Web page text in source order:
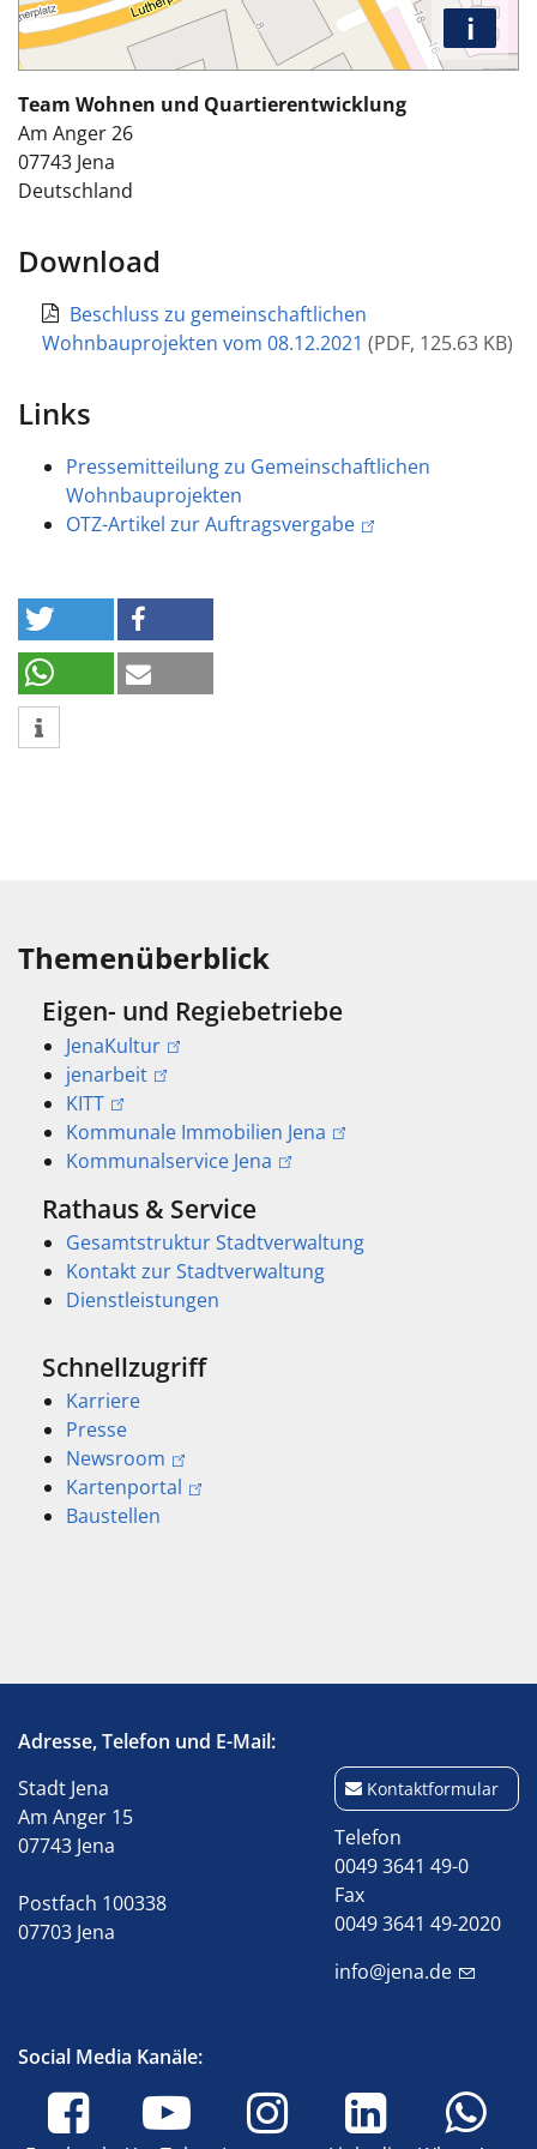
i
Team Wohnen und Quartierentwicklung
Am Anger 26
07743 Jena
Deutschland
Download
Beschluss zu gemeinschaftlichen
Wohnbauprojekten vom 08.12.2021 (PDF, 125.63 KB)
Links
Pressemitteilung zu Gemeinschaftlichen
Wohnbauprojekten
OTZ-Artikel zur Auftragsvergabe
Themenüberblick
Eigen- und Regiebetriebe
JenaKultur
jenarbeit
KITT
Kommunale Immobilien Jena
Kommunalservice Jena
Rathaus & Service
Gesamtstruktur Stadtverwaltung
Kontakt zur Stadtverwaltung
Dienstleistungen
Schnellzugriff
Karriere
Presse
Newsroom
Kartenportal
Baustellen
Adresse, Telefon und E-Mail:
Stadt Jena
Am Anger 15
07743 Jena
Postfach 100338
07703 Jena
Kontaktformular
Telefon
0049 3641 49-0
Fax
0049 3641 49-2020
info@jena.de
Social Media Kanäle: